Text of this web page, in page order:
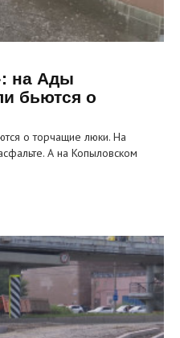
на Ады
бьются о
о торчащие люки. На
А на Копыловском